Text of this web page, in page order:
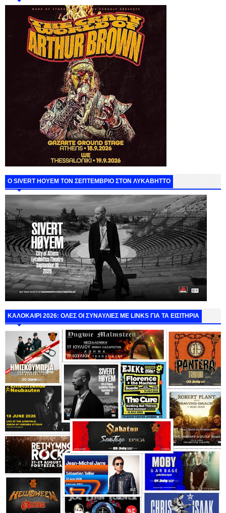
Ο SIVERT HOYEM ΤΟΝ ΣΕΠΤΕΜΒΡΙΟ ΣΤΟΝ ΛΥΚΑΒΗΤΤΟ
ΚΑΛΟΚΑΙΡΙ 2026: ΟΛΕΣ ΟΙ ΣΥΝΑΥΛΙΕΣ ΜΕ LINKS ΓΙΑ ΤΑ ΕΙΣΙΤΗΡΙΑ